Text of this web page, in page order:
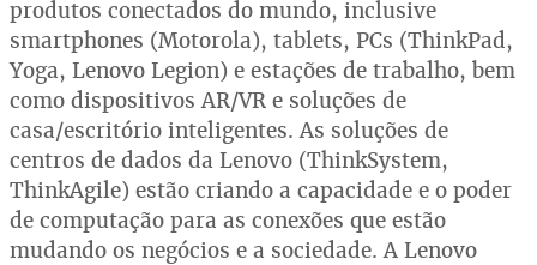
produtos conectados do mundo, inclusive
smartphones (Motorola), tablets, PCs (ThinkPad,
Yoga, Lenovo Legion) e estações de trabalho, bem
como dispositivos AR/VR e soluções de
casa/escritório inteligentes. As soluções de
centros de dados da Lenovo (ThinkSystem,
ThinkAgile) estão criando a capacidade e o poder
de computação para as conexões que estão
mudando os negócios e a sociedade. A Lenovo